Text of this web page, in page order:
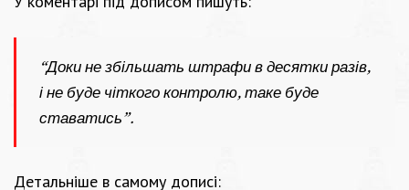
“Доки не збільшать штрафи в десятки разів,
і не буде чіткого контролю, таке буде
ставатись”.
Детальніше в самому дописі: